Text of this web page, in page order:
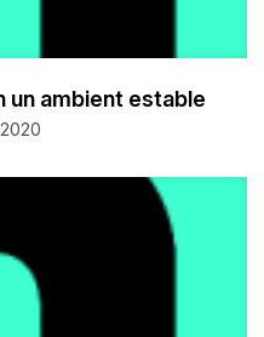
un ambient estable